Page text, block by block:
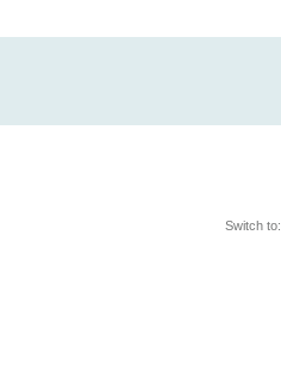
Switch to: